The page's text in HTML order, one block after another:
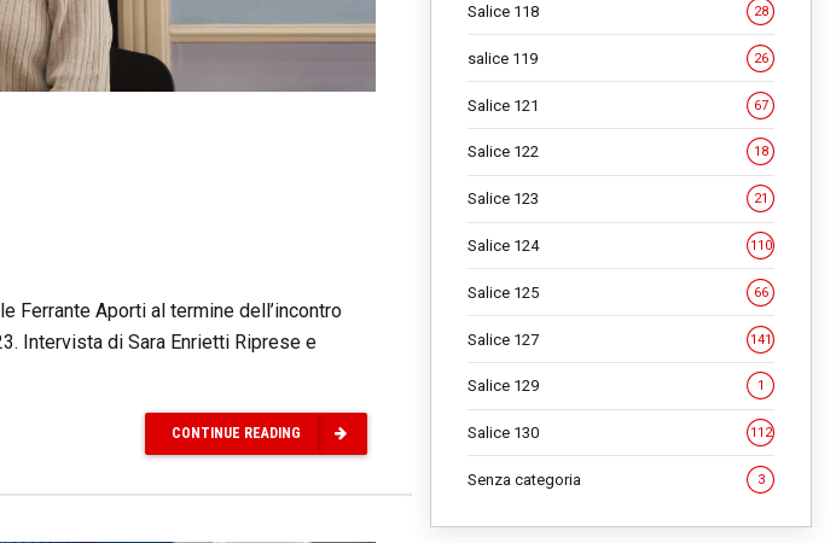
Ferrante Aporti al termine dell’incontro
Intervista di Sara Enrietti Riprese e
CONTINUE READING
Salice 118 28
salice 119 26
Salice 121 67
Salice 122 18
Salice 123 21
Salice 124 110
Salice 125 66
Salice 127 141
Salice 129 1
Salice 130 112
Senza categoria 3